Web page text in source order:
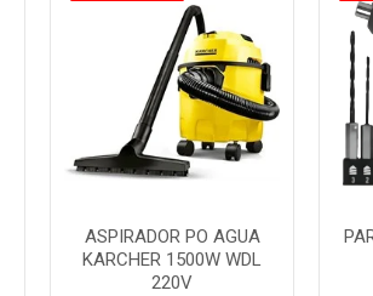
ASPIRADOR PO AGUA
KARCHER 1500W WDL
220V